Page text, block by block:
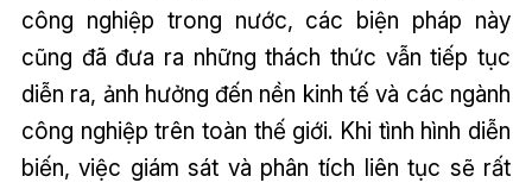
công nghiệp trong nước, các biện pháp này
cũng đã đưa ra những thách thức vẫn tiếp tục
diễn ra, ảnh hưởng đến nền kinh tế và các ngành
công nghiệp trên toàn thế giới. Khi tình hình diễn
biến, việc giám sát và phân tích liên tục sẽ rất